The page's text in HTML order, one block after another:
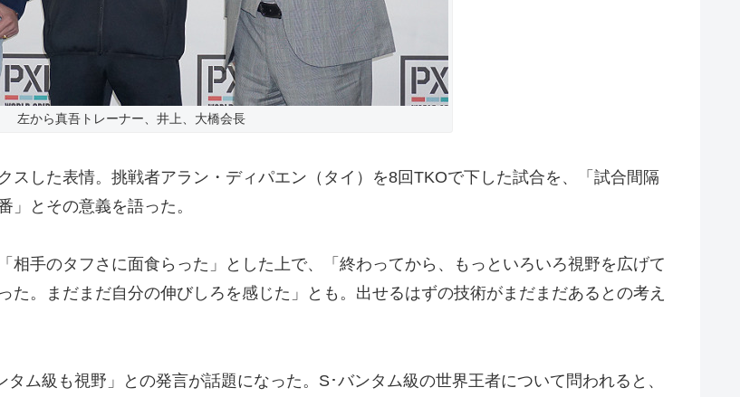
左から真吾トレーナー、井上、大橋会長
した表情。挑戦者アラン・ディパエン（タイ）を8回TKOで下した試合を、「試合間隔
」とその意義を語った。
手のタフさに面食らった」とした上で、「終わってから、もっといろいろ視野を広げて
。まだまだ自分の伸びしろを感じた」とも。出せるはずの技術がまだまだあるとの考え
ム級も視野」との発言が話題になった。S･バンタム級の世界王者について問われると、